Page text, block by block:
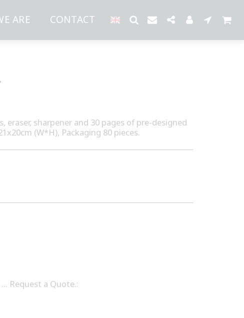
ARE CONTACT
eraser, sharpener and 30 pages of pre-designed
(W*H), Packaging 80 pieces.
Request a Quote.: